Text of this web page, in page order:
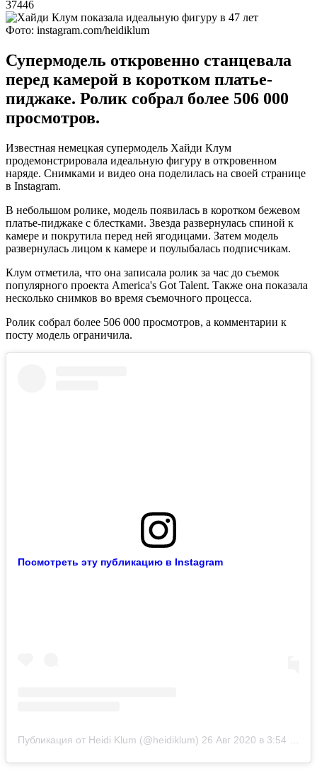
37446
Фото: instagram.com/heidiklum
Супермодель откровенно станцевала
перед камерой в коротком платье-
пиджаке. Ролик собрал более 506 000
просмотров.
Известная немецкая супермодель Хайди Клум
продемонстрировала идеальную фигуру в откровенном
наряде. Снимками и видео она поделилась на своей странице
в Instagram.
В небольшом ролике, модель появилась в коротком бежевом
платье-пиджаке с блестками. Звезда развернулась спиной к
камере и покрутила перед ней ягодицами. Затем модель
развернулась лицом к камере и поулыбалась подписчикам.
Клум отметила, что она записала ролик за час до съемок
популярного проекта America's Got Talent. Также она показала
несколько снимков во время съемочного процесса.
Ролик собрал более 506 000 просмотров, а комментарии к
посту модель ограничила.
Посмотреть эту публикацию в Instagram
Публикация от Heidi Klum (@heidiklum) 26 Авг 2020 в 3:54 PDT